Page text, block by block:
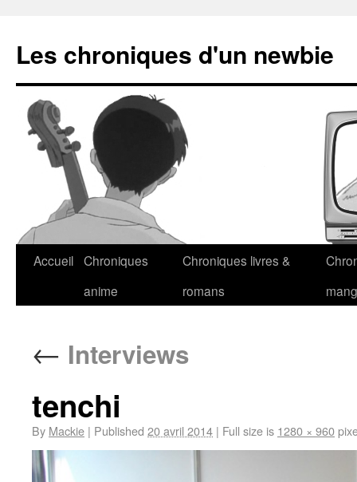
Les chroniques d'un newbie
Accueil Chroniques
anime
Chroniques livres &
romans
← Interviews
tenchi
By Mackie | Published 20 avril 2014 | Full size is 1280 × 960